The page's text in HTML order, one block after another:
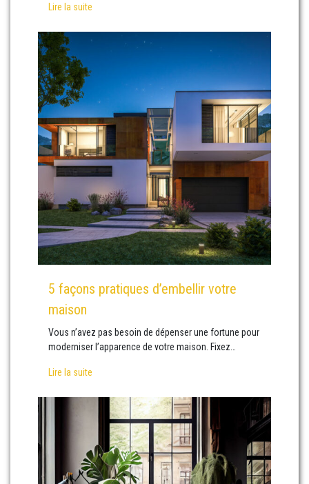
Lire la suite
5 façons pratiques d’embellir votre
maison
Vous n’avez pas besoin de dépenser une fortune pour
moderniser l’apparence de votre maison. Fixez…
Lire la suite